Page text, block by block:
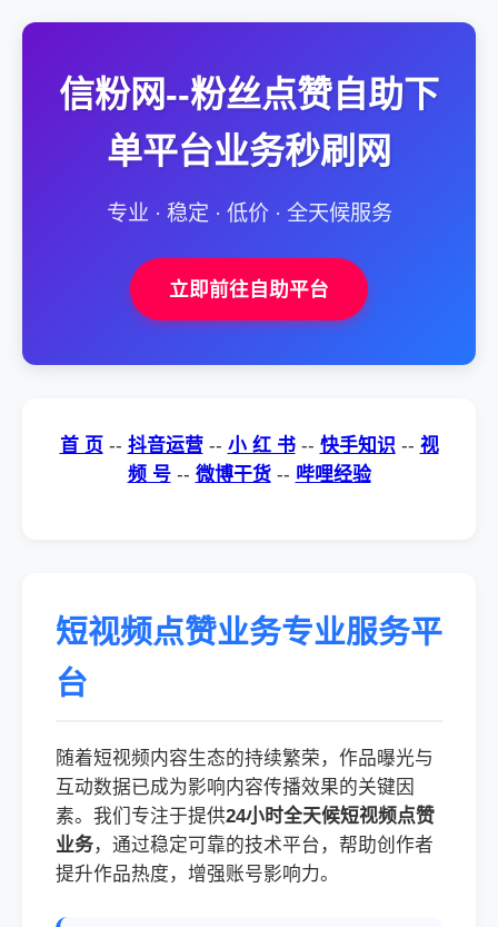
信粉网--粉丝点赞自助下
单平台业务秒刷网
专业 · 稳定 · 低价 · 全天候服务
立即前往自助平台
首 页 -- 抖音运营 -- 小 红 书 -- 快手知识 -- 视
频 号 -- 微博干货 -- 哔哩经验
短视频点赞业务专业服务平
台
随着短视频内容生态的持续繁荣，作品曝光与
互动数据已成为影响内容传播效果的关键因
素。我们专注于提供24小时全天候短视频点赞
业务，通过稳定可靠的技术平台，帮助创作者
提升作品热度，增强账号影响力。